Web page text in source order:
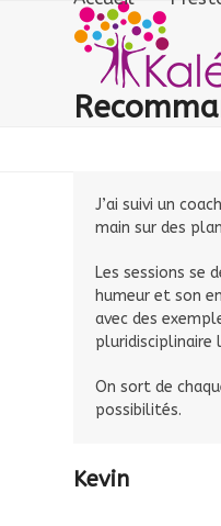
J’ai suivi un
main sur des
Les sessions se
humeur et son
avec des
pluridisciplinaire
On sort de
possibilités.
Kevin